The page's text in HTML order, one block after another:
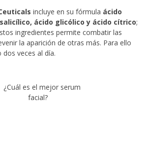
incluye en su fórmula ácido
ácido glicólico y ácido cítrico;
ingredientes permite combatir las
la aparición de otras más. Para ello
dos veces al día.